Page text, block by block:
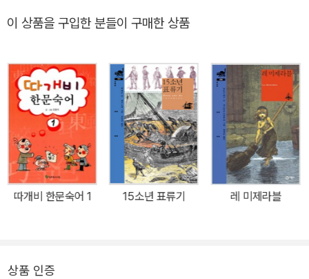
작가가 어른 독자들을 대상으로 쓴 소설이지만 28년간 홀로 무인도
자들에게도 많은 사랑을 받게 되었다. 장 자크 루소는 교육론으로 유
명한 [에밀]에서 [로빈슨 크루소]야말로 아이들에게 처음 읽히고 싶
은 책이라고 말하기도 했다. ‘무인도’, ‘표류기’ 하면 누구나 처음 떠올
리는 독보적 캐릭터로 자리 잡은 ‘로빈슨’의 이야기는 지금까지도 수
많은 소설과 영화에 영감을 주고 있는 고전 중의 고전이다. 「로마인
이야기」와 「모비 딕」, 「초원의 집」 시리즈 등으로 국내 최고의 번역가
로 손꼽히는 김석희가 비룡소판의 번역을 맡았다. 꼼꼼한 완역을 바
탕으로, 종교에 대한 생각이나 감상이 장황하게 서술되어 이야기의
미국 화가 N. C. 와이어스의 컬러 그림과 19세기 영국에서 활동한 일
이 상품을 구입한 분들이 구매한 상품
따개비 한문숙어 1 15소년 표류기 레 미제라블
상품 인증